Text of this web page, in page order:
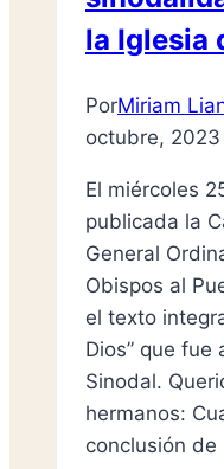
la Iglesia
PorMiriam
octubre, 2023
El miércoles
publicada la
General
Obispos al
el texto
Dios” que fue
Sinodal.
hermanos:
conclusión